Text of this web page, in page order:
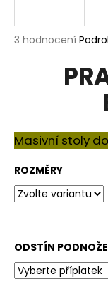
Průměrné
hvězdiček.
3 hodnocení
Masivní stoly
ROZMĚRY
ODSTÍN PODNOŽE
j
o
p
o